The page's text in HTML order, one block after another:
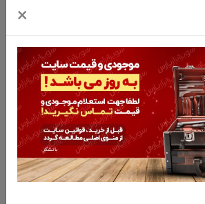
بلوور پکیج دمنده مدل DBG-10
نا موجود
×